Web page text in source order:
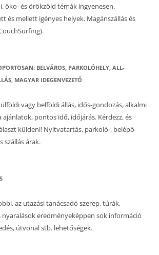
öko- és örökzöld témák ingyenesen.
és mellett igényes helyek. Magánszállás és
BELVÁROS, PARKOLÓHELY, ALL-
MAGYAR IDEGENVEZETŐ
vagy belföldi állás, idős-gondozás, alkalmi
ajánlatok, pontos idő, időjárás. Kérdezz, és
küldeni! Nyitvatartás, parkoló-, belépő-
szállás árak.
az utazási tanácsadó szerep, túrák,
nyaralások eredményeképpen sok információ
útvonal stb. lehetőségek.